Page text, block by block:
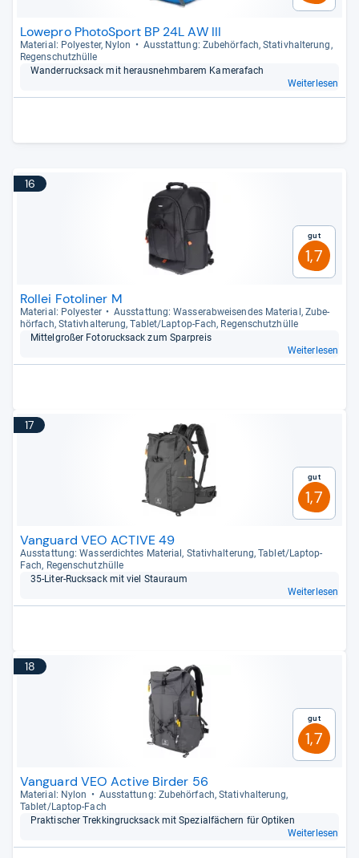
Lowepro PhotoSport BP 24L AW III
Mate­rial: Poly­es­ter, Nylon
Aus­stat­tung: Zube­hör­fach, Sta­tiv­hal­te­rung,
Regen­schutz­hülle
Wan­der­ruck­sack mit her­aus­nehm­ba­rem Kame­rafach
Weiterlesen
16
Gut
1,7
Rollei Fotoliner M
Mate­rial: Poly­es­ter
Aus­stat­tung: Was­ser­ab­wei­sen­des Mate­rial, Zube­
hör­fach, Sta­tiv­hal­te­rung, Tablet/Lap­top-​Fach, Regen­schutz­hülle
Mit­tel­großer Fotoruck­sack zum Spar­preis
Weiterlesen
17
Gut
1,7
Vanguard VEO ACTIVE 49
Aus­stat­tung: Was­ser­dich­tes Mate­rial, Sta­tiv­hal­te­rung, Tablet/Lap­top-​
Fach, Regen­schutz­hülle
35-​Liter-​Ruck­sack mit viel Stau­raum
Weiterlesen
18
Gut
1,7
Vanguard VEO Active Birder 56
Mate­rial: Nylon
Aus­stat­tung: Zube­hör­fach, Sta­tiv­hal­te­rung,
Tablet/Lap­top-​Fach
Prak­ti­scher Trek­kin­gruck­sack mit Spe­zi­al­fä­chern für Opti­ken
Weiterlesen